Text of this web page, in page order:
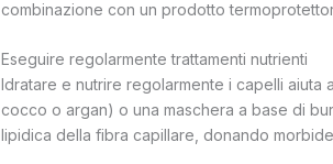
combinazione con un prodotto
Eseguire regolarmente trattamenti nutrienti
Idratare e nutrire regolarmente i capelli aiuta
cocco o argan) o una maschera a base di
lipidica della fibra capillare, donando